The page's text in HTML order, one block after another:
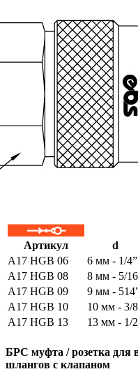
Артикул d
A17 HGB 06
6 мм - 1/4”
A17 HGB 08
8 мм - 5/
A17 HGB 09
9 мм -
A17 HGB 10
10 мм - 3/
A17 HGB 13
13 мм - 1/
БРС муфта / розетка для
шлангов с клапаном